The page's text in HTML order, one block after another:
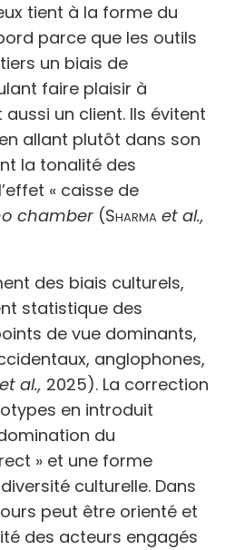
tient à la forme du
parce que les outils
un biais de
faire plaisir à
aussi un client. Ils évitent
allant plutôt dans son
la tonalité des
« caisse de
chamber (Sharma et al.,
des biais culturels,
statistique des
de vue dominants,
anglophones,
et al., 2025). La correction
en introduit
du
» et une forme
culturelle. Dans
peut être orienté et
des acteurs engagés